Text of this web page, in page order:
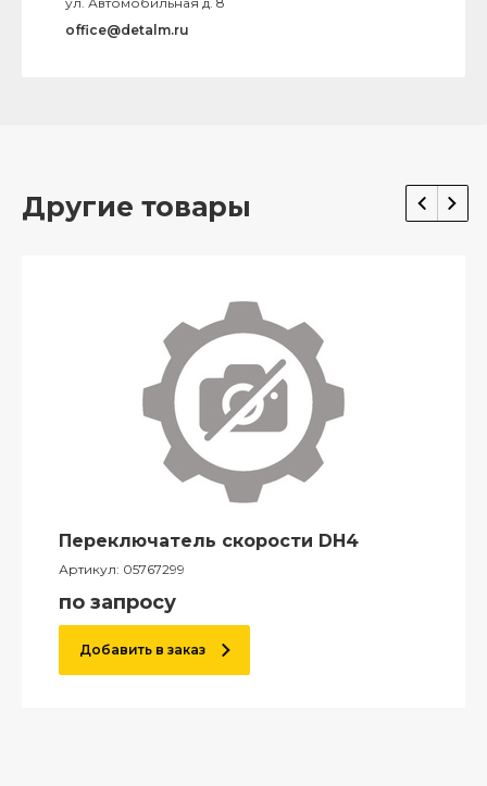
office@detalm.ru
Другие товары
Переключатель скорости DH4
Артикул: 05767299
по запросу
Добавить в заказ